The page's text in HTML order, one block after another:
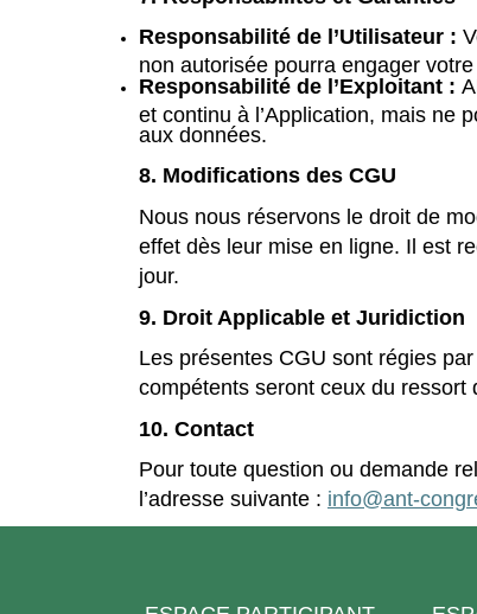
Responsabilité de l’Utilisateur :
non autorisée pourra engager votre
Responsabilité de l’Exploitant :
et continu à l’Application, mais ne
aux données.
8. Modifications des CGU
Nous nous réservons le droit de
effet dès leur mise en ligne. Il est
jour.
9. Droit Applicable et Juridiction
Les présentes CGU sont régies
compétents seront ceux du ressort
10. Contact
Pour toute question ou demande
l’adresse suivante : info@ant-